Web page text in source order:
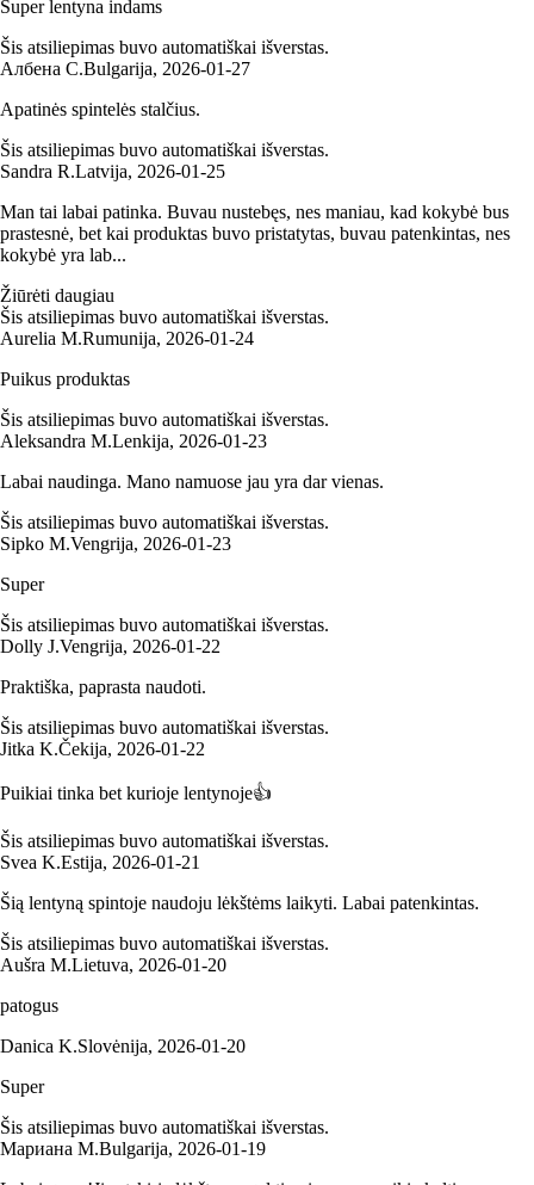
Super lentyna indams
Šis atsiliepimas buvo automatiškai išverstas.
Албена С.Bulgarija, 2026‑01‑27
Apatinės spintelės stalčius.
Šis atsiliepimas buvo automatiškai išverstas.
Sandra R.Latvija, 2026‑01‑25
Man tai labai patinka. Buvau nustebęs, nes maniau, kad kokybė bus
prastesnė, bet kai produktas buvo pristatytas, buvau patenkintas, nes
kokybė yra lab...
Žiūrėti daugiau
Šis atsiliepimas buvo automatiškai išverstas.
Aurelia M.Rumunija, 2026‑01‑24
Puikus produktas
Šis atsiliepimas buvo automatiškai išverstas.
Aleksandra M.Lenkija, 2026‑01‑23
Labai naudinga. Mano namuose jau yra dar vienas.
Šis atsiliepimas buvo automatiškai išverstas.
Sipko M.Vengrija, 2026‑01‑23
Super
Šis atsiliepimas buvo automatiškai išverstas.
Dolly J.Vengrija, 2026‑01‑22
Praktiška, paprasta naudoti.
Šis atsiliepimas buvo automatiškai išverstas.
Jitka K.Čekija, 2026‑01‑22
Puikiai tinka bet kurioje lentynoje👍
Šis atsiliepimas buvo automatiškai išverstas.
Svea K.Estija, 2026‑01‑21
Šią lentyną spintoje naudoju lėkštėms laikyti. Labai patenkintas.
Šis atsiliepimas buvo automatiškai išverstas.
Aušra M.Lietuva, 2026‑01‑20
patogus
Danica K.Slovėnija, 2026‑01‑20
Super
Šis atsiliepimas buvo automatiškai išverstas.
Мариана М.Bulgarija, 2026‑01‑19